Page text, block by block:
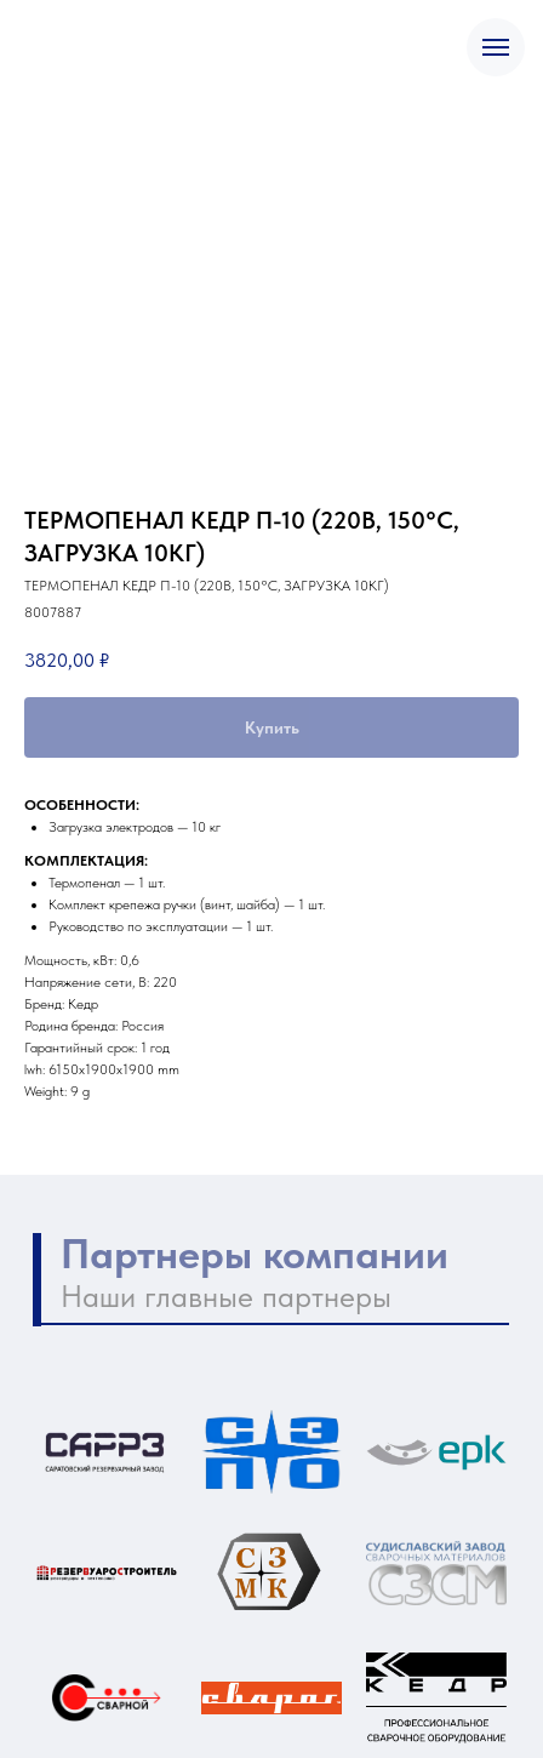
ТЕРМОПЕНАЛ КЕДР П-10 (220В, 150°C,
ЗАГРУЗКА 10КГ)
ТЕРМОПЕНАЛ КЕДР П-10 (220В, 150°C, ЗАГРУЗКА 10КГ)
8007887
3820,00 ₽
Купить
ОСОБЕННОСТИ:
Загрузка электродов — 10 кг
КОМПЛЕКТАЦИЯ:
Термопенал — 1 шт.
Комплект крепежа ручки (винт, шайба) — 1 шт.
Руководство по эксплуатации — 1 шт.
Мощность, кВт: 0,6
Напряжение сети, В: 220
Бренд: Кедр
Родина бренда: Россия
Гарантийный срок: 1 год
lwh: 6150x1900x1900 mm
Weight: 9 g
Партнеры компании
Наши главные партнеры
Контакты компании
Как нас найти